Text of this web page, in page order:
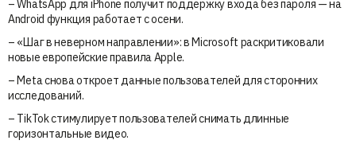
– WhatsApp для iPhone получит поддержку входа без пароля — на
Android функция работает с осени.
– «Шаг в неверном направлении»: в Microsoft раскритиковали
новые европейские правила Apple.
– Meta снова откроет данные пользователей для сторонних
исследований.
– TikTok стимулирует пользователей снимать длинные
горизонтальные видео.